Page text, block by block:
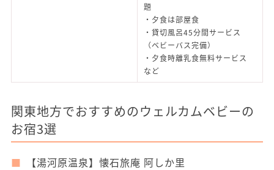
題
・夕食は部屋食
・貸切風呂45分間サービス
（ベビーバス完備）
・夕食時離乳食無料サービス
など
関東地方でおすすめのウェルカムベビーの
お宿3選
【湯河原温泉】懐石旅庵 阿しか里